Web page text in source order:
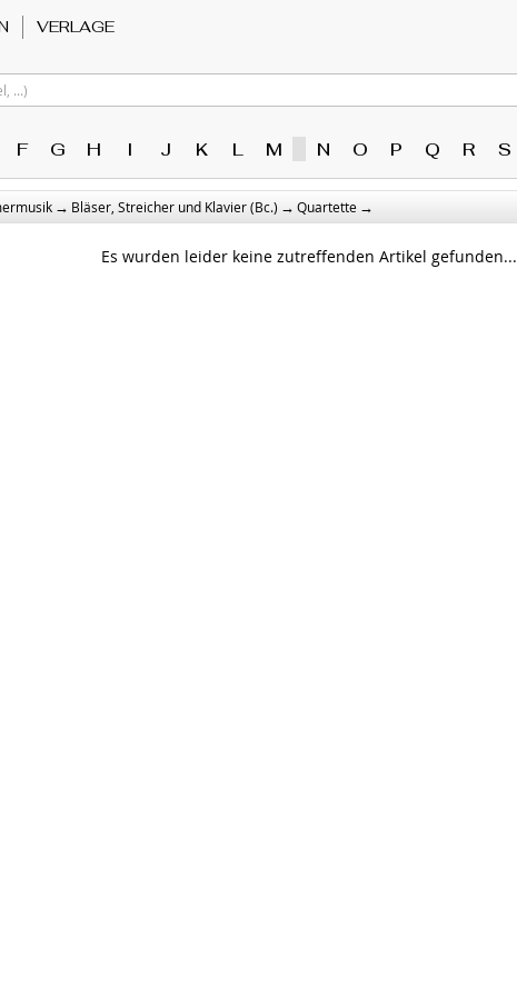
VERLAGE
...)
F G H I J K L M N O P Q R S
→ Bläser, Streicher und Klavier (Bc.) → Quartette →
Es wurden leider keine zutreffenden Artikel gefunden...